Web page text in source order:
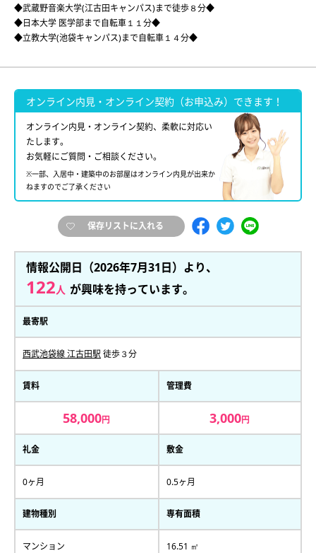
◆武蔵野音楽大学(江古田キャンパス)まで徒歩８分◆
◆日本大学 医学部まで自転車１１分◆
◆立教大学(池袋キャンパス)まで自転車１４分◆
オンライン内見・オンライン契約（お申込み）できます！
オンライン内見・オンライン契約、柔軟に対応い
たします。
お気軽にご質問・ご相談ください。
※一部、入居中・建築中のお部屋はオンライン内見が出来か
ねますのでご了承ください
保存リストに入れる
情報公開日（2026年7月31日）より、
122人 が興味を持っています。
最寄駅
西武池袋線 江古田駅 徒歩３分
賃料
58,000円
管理費
3,000円
礼金
0ヶ月
敷金
0.5ヶ月
建物種別
マンション
専有面積
16.51 ㎡